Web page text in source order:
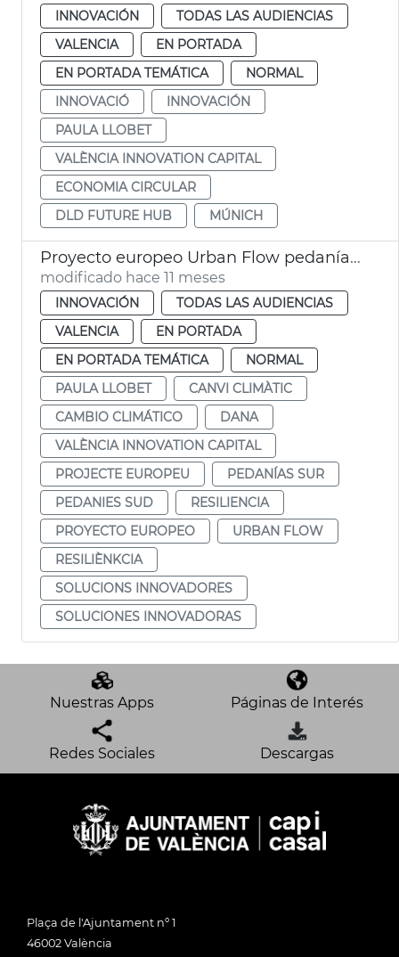
INNOVACIÓN
TODAS LAS AUDIENCIAS
VALENCIA
EN PORTADA
EN PORTADA TEMÁTICA
NORMAL
INNOVACIÓ
INNOVACIÓN
PAULA LLOBET
VALÈNCIA INNOVATION CAPITAL
ECONOMIA CIRCULAR
DLD FUTURE HUB
MÚNICH
Proyecto europeo Urban Flow pedanías Sur resilientes cambio climático
modificado hace 11 meses
INNOVACIÓN
TODAS LAS AUDIENCIAS
VALENCIA
EN PORTADA
EN PORTADA TEMÁTICA
NORMAL
PAULA LLOBET
CANVI CLIMÀTIC
CAMBIO CLIMÁTICO
DANA
VALÈNCIA INNOVATION CAPITAL
PROJECTE EUROPEU
PEDANÍAS SUR
PEDANIES SUD
RESILIENCIA
PROYECTO EUROPEO
URBAN FLOW
RESILIÈNKCIA
SOLUCIONS INNOVADORES
SOLUCIONES INNOVADORAS
Nuestras Apps Páginas de Interés
Redes Sociales Descargas
Plaça de l'Ajuntament nº 1
46002 València